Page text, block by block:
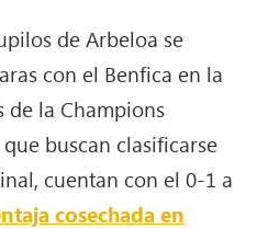
de Arbeloa se
con el Benfica en la
de la Champions
buscan clasificarse
cuentan con el 0-1 a
cosechada en